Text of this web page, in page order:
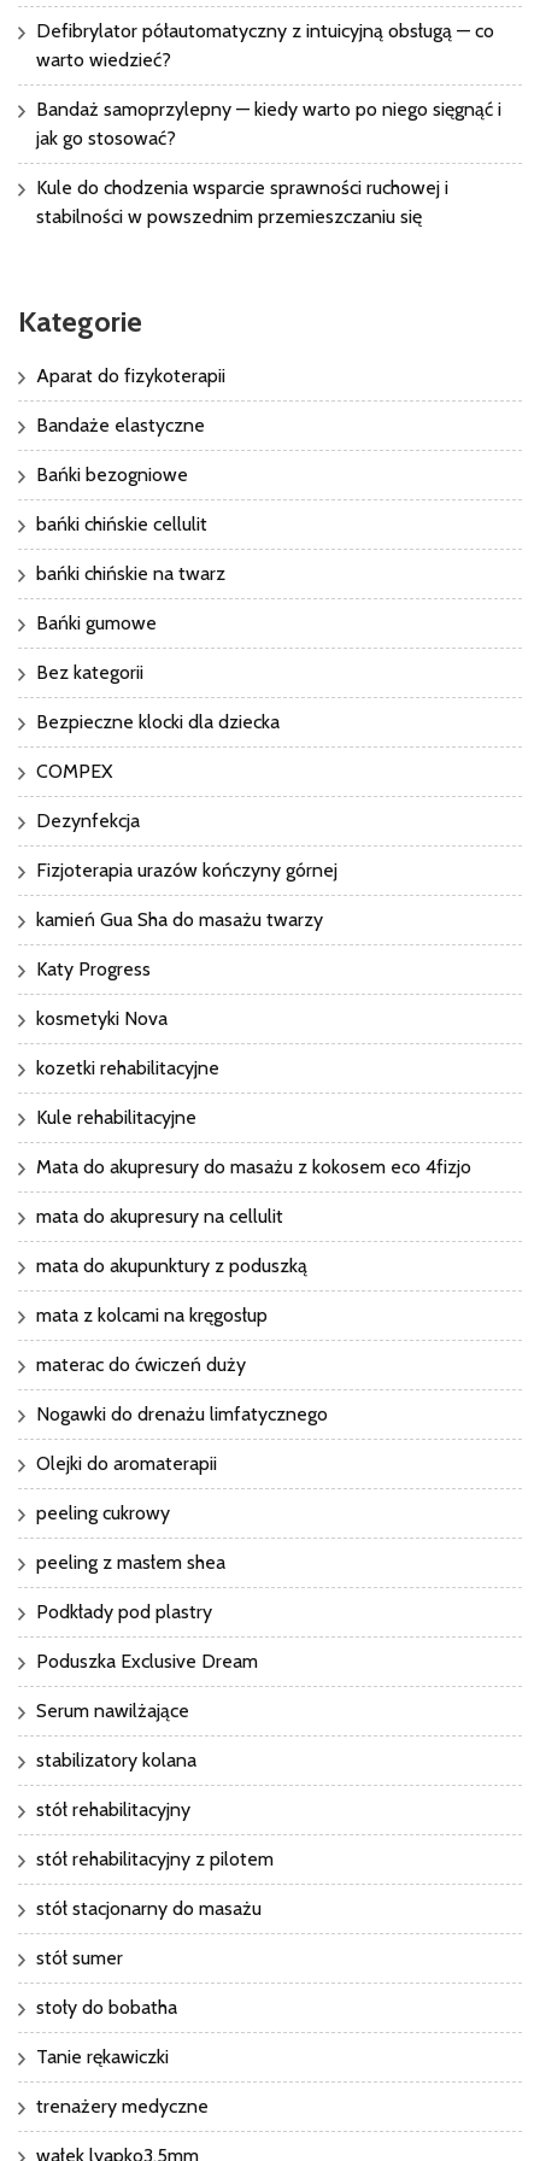
Defibrylator półautomatyczny z intuicyjną obsługą — co
warto wiedzieć?
Bandaż samoprzylepny — kiedy warto po niego sięgnąć i
jak go stosować?
Kule do chodzenia wsparcie sprawności ruchowej i
stabilności w powszednim przemieszczaniu się
Kategorie
Aparat do fizykoterapii
Bandaże elastyczne
Bańki bezogniowe
bańki chińskie cellulit
bańki chińskie na twarz
Bańki gumowe
Bez kategorii
Bezpieczne klocki dla dziecka
COMPEX
Dezynfekcja
Fizjoterapia urazów kończyny górnej
kamień Gua Sha do masażu twarzy
Katy Progress
kosmetyki Nova
kozetki rehabilitacyjne
Kule rehabilitacyjne
Mata do akupresury do masażu z kokosem eco 4fizjo
mata do akupresury na cellulit
mata do akupunktury z poduszką
mata z kolcami na kręgosłup
materac do ćwiczeń duży
Nogawki do drenażu limfatycznego
Olejki do aromaterapii
peeling cukrowy
peeling z masłem shea
Podkłady pod plastry
Poduszka Exclusive Dream
Serum nawilżające
stabilizatory kolana
stół rehabilitacyjny
stół rehabilitacyjny z pilotem
stół stacjonarny do masażu
stół sumer
stoły do bobatha
Tanie rękawiczki
trenażery medyczne
wałek lyapko3,5mm